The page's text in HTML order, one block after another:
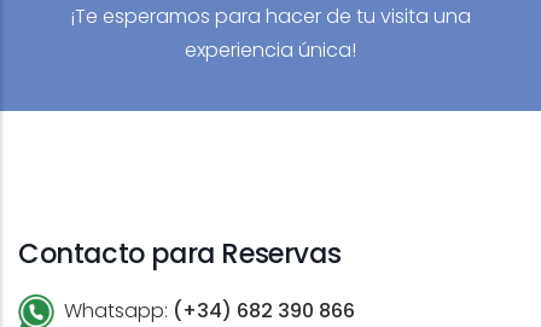
¡Te esperamos para hacer de tu visita una
experiencia única!
Contacto para Reservas
Whatsapp: (+34) 682 390 866